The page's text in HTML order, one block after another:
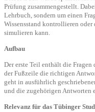
Prüfung zusammengestellt.
Lehrbuch, sondern um einen
Wissensstand kontrollieren
simulieren kann.
Aufbau
Der erste Teil enthält die
der Fußzeile die richtigen
geht in ausführlich
und die zugehörigen Antworten
Relevanz für das Tübinger